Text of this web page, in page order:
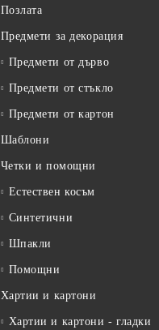
Позлата
Предмети за декорация
Предмети от дърво
Предмети от стъкло
Предмети от картон
Шаблони
Четки и помощни
Естествен косъм
Синтетични
Шпакли
Помощни
Хартии и картони
Хартии и картони - гладки